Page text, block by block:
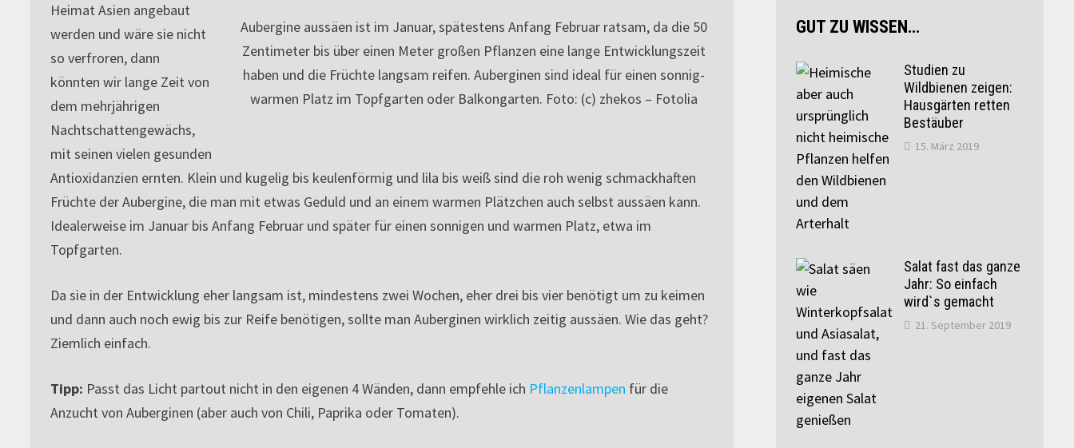
Aubergine aussäen ist im Januar, spätestens Anfang Februar ratsam, da die 50
Zentimeter bis über einen Meter großen Pflanzen eine lange Entwicklungszeit
haben und die Früchte langsam reifen. Auberginen sind ideal für einen sonnig-
warmen Platz im Topfgarten oder Balkongarten. Foto: (c) zhekos – Fotolia
Heimat Asien angebaut
werden und wäre sie nicht
so verfroren, dann
könnten wir lange Zeit von
dem mehrjährigen
Nachtschattengewächs,
mit seinen vielen gesunden
Antioxidanzien ernten. Klein und kugelig bis keulenförmig und lila bis weiß sind die roh wenig schmackhaften
Früchte der Aubergine, die man mit etwas Geduld und an einem warmen Plätzchen auch selbst aussäen kann.
Idealerweise im Januar bis Anfang Februar und später für einen sonnigen und warmen Platz, etwa im
Topfgarten.
Da sie in der Entwicklung eher langsam ist, mindestens zwei Wochen, eher drei bis vier benötigt um zu keimen
und dann auch noch ewig bis zur Reife benötigen, sollte man Auberginen wirklich zeitig aussäen. Wie das geht?
Ziemlich einfach.
Tipp: Passt das Licht partout nicht in den eigenen 4 Wänden, dann empfehle ich Pflanzenlampen für die
Anzucht von Auberginen (aber auch von Chili, Paprika oder Tomaten).
GUT ZU WISSEN…
Studien zu
Wildbienen zeigen:
Hausgärten retten
Bestäuber
15. März 2019
Salat fast das ganze
Jahr: So einfach
wird`s gemacht
21. September 2019